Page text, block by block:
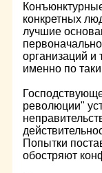
конкретных
лучшие
организаций и
именно по
революции"
Попытки
обостряют